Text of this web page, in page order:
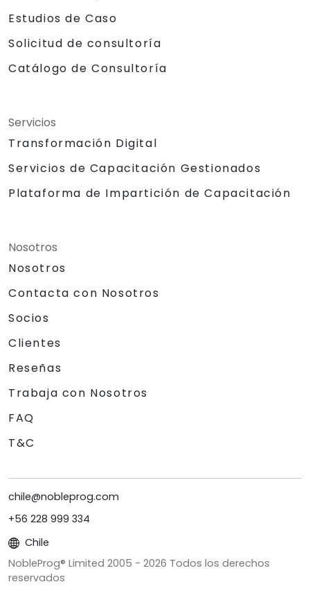
Estudios de Caso
Solicitud de consultoría
Catálogo de Consultoría
Servicios
Transformación Digital
Servicios de Capacitación Gestionados
Plataforma de Impartición de Capacitación
Nosotros
Nosotros
Contacta con Nosotros
Socios
Clientes
Reseñas
Trabaja con Nosotros
FAQ
T&C
chile@nobleprog.com
+56 228 999 334
Chile
NobleProg® Limited 2005 - 2026 Todos los derechos
reservados